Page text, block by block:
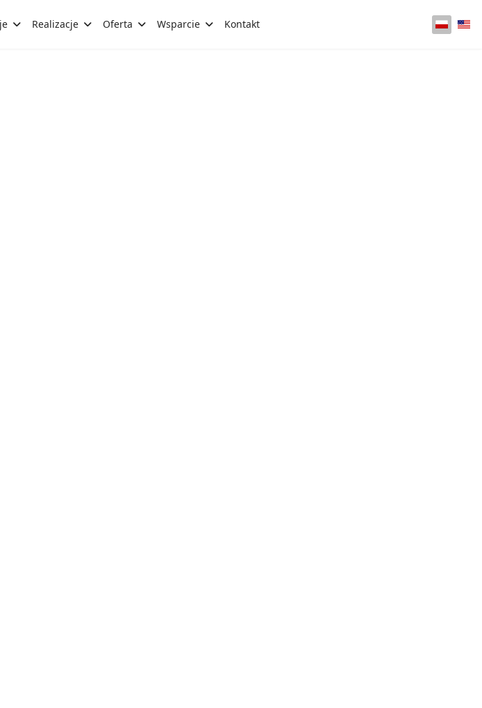
Realizacje Oferta Wsparcie Kontakt Wybierz